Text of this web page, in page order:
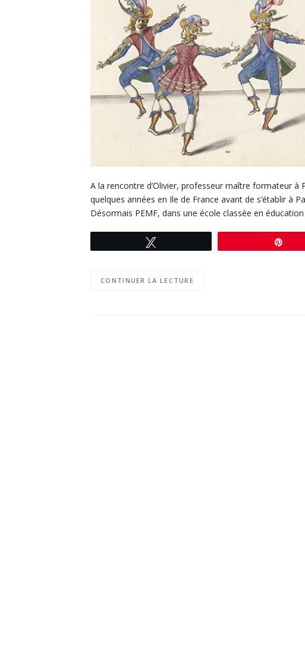
A la rencontre d’Olivier, professeur maître formateur à
quelques années en Ile de France avant de s’établir à
Désormais PEMF, dans une école classée en
CONTINUER LA LECTURE